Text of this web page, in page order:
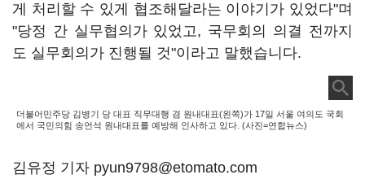
게 처리할 수 있게 협조해달라는 이야기가 있었다"며
"당정 간 실무협의가 있었고, 국무회의 의결 전까지
도 실무회의가 진행될 것"이라고 말했습니다.
더불어민주당 김병기 당 대표 직무대행 겸 원내대표(왼쪽)가 17일 서울 여의도 국회
에서 국민의힘 송언석 원내대표를 예방해 인사하고 있다. (사진=연합뉴스)
김유정 기자 pyun9798@etomato.com